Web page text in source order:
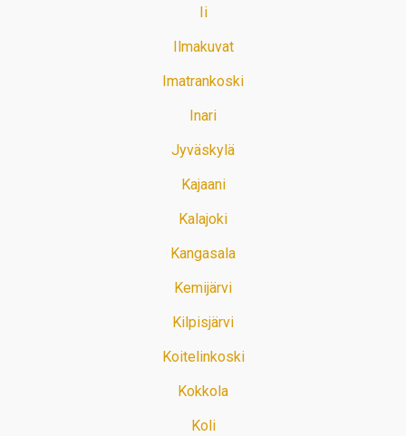
Ii
Ilmakuvat
Imatrankoski
Inari
Jyväskylä
Kajaani
Kalajoki
Kangasala
Kemijärvi
Kilpisjärvi
Koitelinkoski
Kokkola
Koli